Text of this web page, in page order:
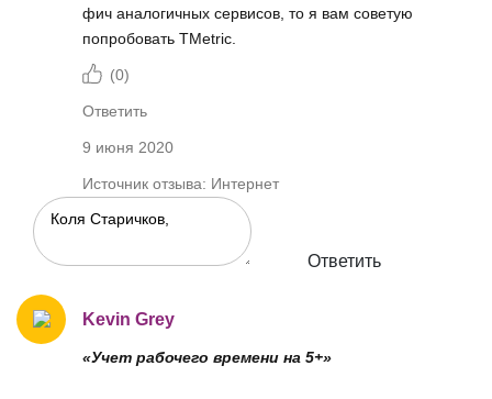
фич аналогичных сервисов, то я вам советую
попробовать TMetric.
(0)
Ответить
9 июня 2020
Источник отзыва: Интернет
Ответить
Kevin Grey
«Учет рабочего времени на 5+»